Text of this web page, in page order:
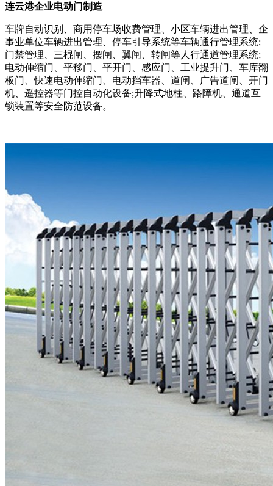
连云港企业电动门制造
车牌自动识别、商用停车场收费管理、小区车辆进出管理、企
事业单位车辆进出管理、停车引导系统等车辆通行管理系统;
门禁管理、三棍闸、摆闸、翼闸、转闸等人行通道管理系统;
电动伸缩门、平移门、平开门、感应门、工业提升门、车库翻
板门、快速电动伸缩门、电动挡车器、道闸、广告道闸、开门
机、遥控器等门控自动化设备;升降式地柱、路障机、通道互
锁装置等安全防范设备。